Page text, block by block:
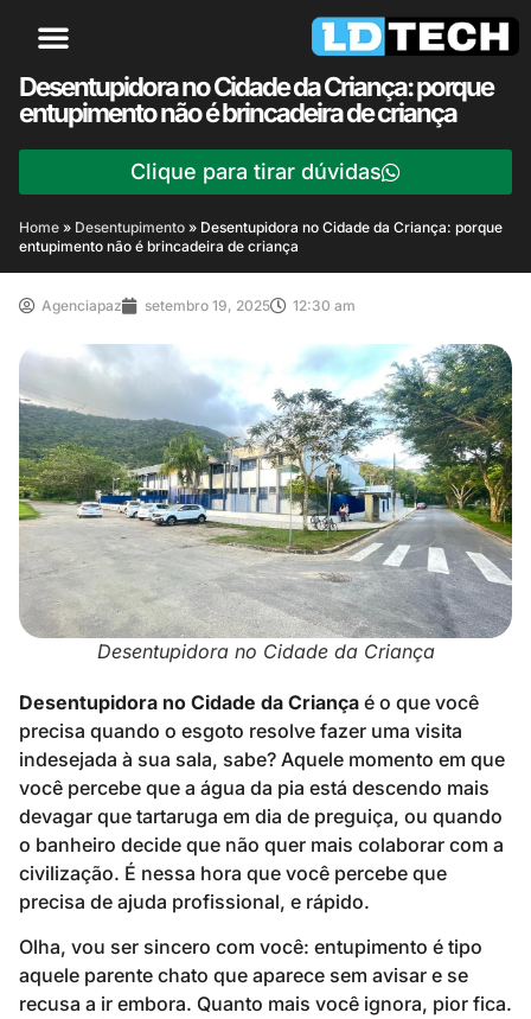
Desentupidora no Cidade da Criança: porque
entupimento não é brincadeira de criança
Clique para tirar dúvidas
Home » Desentupimento » Desentupidora no Cidade da Criança: porque
entupimento não é brincadeira de criança
Agenciapaz setembro 19, 2025 12:30 am
Desentupidora no Cidade da Criança
Desentupidora no Cidade da Criança é o que você
precisa quando o esgoto resolve fazer uma visita
indesejada à sua sala, sabe? Aquele momento em que
você percebe que a água da pia está descendo mais
devagar que tartaruga em dia de preguiça, ou quando
o banheiro decide que não quer mais colaborar com a
civilização. É nessa hora que você percebe que
precisa de ajuda profissional, e rápido.
Olha, vou ser sincero com você: entupimento é tipo
aquele parente chato que aparece sem avisar e se
recusa a ir embora. Quanto mais você ignora, pior fica.